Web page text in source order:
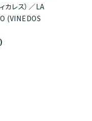
カレス）／LA
(VINEDOS